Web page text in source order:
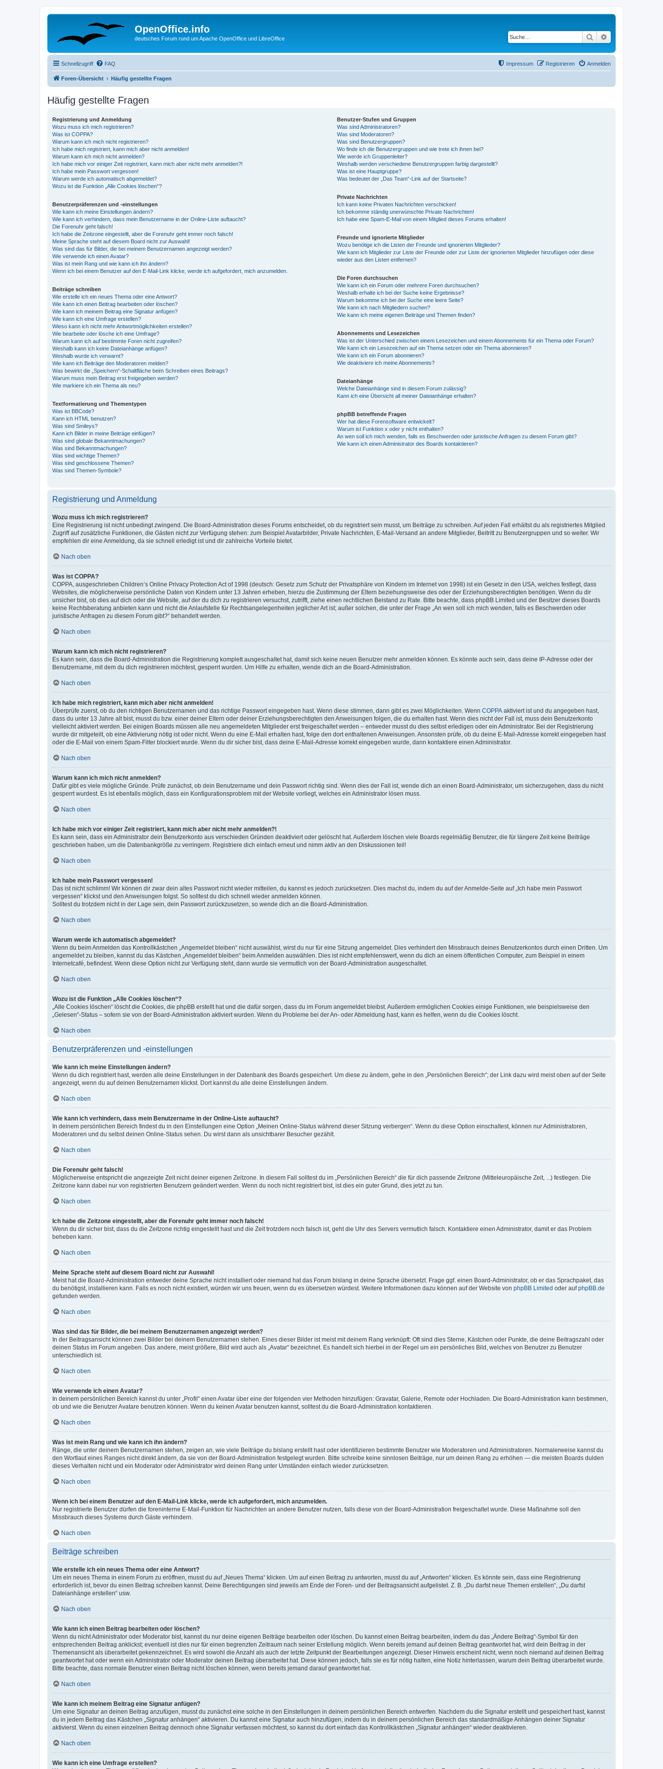
OpenOffice.info
deutsches Forum rund um Apache OpenOffice und LibreOffice Suche
Schnellzugriff FAQ Anmelden
Registrieren
Impressum
Foren-Übersicht Häufig gestellte Fragen
Häufig gestellte Fragen
Registrierung und Anmeldung
Wozu muss ich mich registrieren?
Was ist COPPA?
Warum kann ich mich nicht registrieren?
Ich habe mich registriert, kann mich aber nicht anmelden!
Warum kann ich mich nicht anmelden?
Ich habe mich vor einiger Zeit registriert, kann mich aber nicht mehr anmelden?!
Ich habe mein Passwort vergessen!
Warum werde ich automatisch abgemeldet?
Wozu ist die Funktion „Alle Cookies löschen“?
Benutzerpräferenzen und -einstellungen
Wie kann ich meine Einstellungen ändern?
Wie kann ich verhindern, dass mein Benutzername in der Online-Liste auftaucht?
Die Forenuhr geht falsch!
Ich habe die Zeitzone eingestellt, aber die Forenuhr geht immer noch falsch!
Meine Sprache steht auf diesem Board nicht zur Auswahl!
Was sind das für Bilder, die bei meinem Benutzernamen angezeigt werden?
Wie verwende ich einen Avatar?
Was ist mein Rang und wie kann ich ihn ändern?
Wenn ich bei einem Benutzer auf den E-Mail-Link klicke, werde ich aufgefordert, mich anzumelden.
Beiträge schreiben
Wie erstelle ich ein neues Thema oder eine Antwort?
Wie kann ich einen Beitrag bearbeiten oder löschen?
Wie kann ich meinem Beitrag eine Signatur anfügen?
Wie kann ich eine Umfrage erstellen?
Wieso kann ich nicht mehr Antwortmöglichkeiten erstellen?
Wie bearbeite oder lösche ich eine Umfrage?
Warum kann ich auf bestimmte Foren nicht zugreifen?
Weshalb kann ich keine Dateianhänge anfügen?
Weshalb wurde ich verwarnt?
Wie kann ich Beiträge den Moderatoren melden?
Was bewirkt die „Speichern“-Schaltfläche beim Schreiben eines Beitrags?
Warum muss mein Beitrag erst freigegeben werden?
Wie markiere ich ein Thema als neu?
Textformatierung und Thementypen
Was ist BBCode?
Kann ich HTML benutzen?
Was sind Smileys?
Kann ich Bilder in meine Beiträge einfügen?
Was sind globale Bekanntmachungen?
Was sind Bekanntmachungen?
Was sind wichtige Themen?
Was sind geschlossene Themen?
Was sind Themen-Symbole?
Benutzer-Stufen und Gruppen
Was sind Administratoren?
Was sind Moderatoren?
Was sind Benutzergruppen?
Wo finde ich die Benutzergruppen und wie trete ich ihnen bei?
Wie werde ich Gruppenleiter?
Weshalb werden verschiedene Benutzergruppen farbig dargestellt?
Was ist eine Hauptgruppe?
Was bedeutet der „Das Team“-Link auf der Startseite?
Private Nachrichten
Ich kann keine Privaten Nachrichten verschicken!
Ich bekomme ständig unerwünschte Private Nachrichten!
Ich habe eine Spam-E-Mail von einem Mitglied dieses Forums erhalten!
Freunde und ignorierte Mitglieder
Wozu benötige ich die Listen der Freunde und ignorierten Mitglieder?
Wie kann ich Mitglieder zur Liste der Freunde oder zur Liste der ignorierten Mitglieder hinzufügen oder diese
wieder aus den Listen entfernen?
Die Foren durchsuchen
Wie kann ich ein Forum oder mehrere Foren durchsuchen?
Weshalb erhalte ich bei der Suche keine Ergebnisse?
Warum bekomme ich bei der Suche eine leere Seite?
Wie kann ich nach Mitgliedern suchen?
Wie kann ich meine eigenen Beiträge und Themen finden?
Abonnements und Lesezeichen
Was ist der Unterschied zwischen einem Lesezeichen und einem Abonnements für ein Thema oder Forum?
Wie kann ich ein Lesezeichen auf ein Thema setzen oder ein Thema abonnieren?
Wie kann ich ein Forum abonnieren?
Wie deaktiviere ich meine Abonnements?
Dateianhänge
Welche Dateianhänge sind in diesem Forum zulässig?
Kann ich eine Übersicht all meiner Dateianhänge erhalten?
phpBB betreffende Fragen
Wer hat diese Forensoftware entwickelt?
Warum ist Funktion x oder y nicht enthalten?
An wen soll ich mich wenden, falls es Beschwerden oder juristische Anfragen zu diesem Forum gibt?
Wie kann ich einen Administrator des Boards kontaktieren?
Registrierung und Anmeldung
Wozu muss ich mich registrieren?
Eine Registrierung ist nicht unbedingt zwingend. Die Board-Administration dieses Forums entscheidet, ob du registriert sein musst, um Beiträge zu schreiben. Auf jeden Fall erhältst du als registriertes Mitglied
Zugriff auf zusätzliche Funktionen, die Gästen nicht zur Verfügung stehen: zum Beispiel Avatarbilder, Private Nachrichten, E-Mail-Versand an andere Mitglieder, Beitritt zu Benutzergruppen und so weiter. Wir
empfehlen dir eine Anmeldung, da sie schnell erledigt ist und dir zahlreiche Vorteile bietet.
Nach oben
Was ist COPPA?
COPPA, ausgeschrieben Children’s Online Privacy Protection Act of 1998 (deutsch: Gesetz zum Schutz der Privatsphäre von Kindern im Internet von 1998) ist ein Gesetz in den USA, welches festlegt, dass
Websites, die möglicherweise persönliche Daten von Kindern unter 13 Jahren erheben, hierzu die Zustimmung der Eltern beziehungsweise des oder der Erziehungsberechtigten benötigen. Wenn du dir
unsicher bist, ob dies auf dich oder die Website, auf der du dich zu registrieren versuchst, zutrifft, ziehe einen rechtlichen Beistand zu Rate. Bitte beachte, dass phpBB Limited und der Besitzer dieses Boards
keine Rechtsberatung anbieten kann und nicht die Anlaufstelle für Rechtsangelegenheiten jeglicher Art ist; außer solchen, die unter der Frage „An wen soll ich mich wenden, falls es Beschwerden oder
juristische Anfragen zu diesem Forum gibt?“ behandelt werden.
Nach oben
Warum kann ich mich nicht registrieren?
Es kann sein, dass die Board-Administration die Registrierung komplett ausgeschaltet hat, damit sich keine neuen Benutzer mehr anmelden können. Es könnte auch sein, dass deine IP-Adresse oder der
Benutzername, mit dem du dich registrieren möchtest, gesperrt wurden. Um Hilfe zu erhalten, wende dich an die Board-Administration.
Nach oben
Ich habe mich registriert, kann mich aber nicht anmelden!
Überprüfe zuerst, ob du den richtigen Benutzernamen und das richtige Passwort eingegeben hast. Wenn diese stimmen, dann gibt es zwei Möglichkeiten. Wenn COPPA aktiviert ist und du angegeben hast,
dass du unter 13 Jahre alt bist, musst du bzw. einer deiner Eltern oder deiner Erziehungsberechtigten den Anweisungen folgen, die du erhalten hast. Wenn dies nicht der Fall ist, muss dein Benutzerkonto
vielleicht aktiviert werden. Bei einigen Boards müssen alle neu angemeldeten Mitglieder erst freigeschaltet werden – entweder musst du dies selbst erledigen oder ein Administrator. Bei der Registrierung
wurde dir mitgeteilt, ob eine Aktivierung nötig ist oder nicht. Wenn du eine E-Mail erhalten hast, folge den dort enthaltenen Anweisungen. Ansonsten prüfe, ob du deine E-Mail-Adresse korrekt eingegeben hast
oder die E-Mail von einem Spam-Filter blockiert wurde. Wenn du dir sicher bist, dass deine E-Mail-Adresse korrekt eingegeben wurde, dann kontaktiere einen Administrator.
Nach oben
Warum kann ich mich nicht anmelden?
Dafür gibt es viele mögliche Gründe. Prüfe zunächst, ob dein Benutzername und dein Passwort richtig sind. Wenn dies der Fall ist, wende dich an einen Board-Administrator, um sicherzugehen, dass du nicht
gesperrt wurdest. Es ist ebenfalls möglich, dass ein Konfigurationsproblem mit der Website vorliegt, welches ein Administrator lösen muss.
Nach oben
Ich habe mich vor einiger Zeit registriert, kann mich aber nicht mehr anmelden?!
Es kann sein, dass ein Administrator dein Benutzerkonto aus verschieden Gründen deaktiviert oder gelöscht hat. Außerdem löschen viele Boards regelmäßig Benutzer, die für längere Zeit keine Beiträge
geschrieben haben, um die Datenbankgröße zu verringern. Registriere dich einfach erneut und nimm aktiv an den Diskussionen teil!
Nach oben
Ich habe mein Passwort vergessen!
Das ist nicht schlimm! Wir können dir zwar dein altes Passwort nicht wieder mitteilen, du kannst es jedoch zurücksetzen. Dies machst du, indem du auf der Anmelde-Seite auf „Ich habe mein Passwort
vergessen“ klickst und den Anweisungen folgst. So solltest du dich schnell wieder anmelden können.
Solltest du trotzdem nicht in der Lage sein, dein Passwort zurückzusetzen, so wende dich an die Board-Administration.
Nach oben
Warum werde ich automatisch abgemeldet?
Wenn du beim Anmelden das Kontrollkästchen „Angemeldet bleiben“ nicht auswählst, wirst du nur für eine Sitzung angemeldet. Dies verhindert den Missbrauch deines Benutzerkontos durch einen Dritten. Um
angemeldet zu bleiben, kannst du das Kästchen „Angemeldet bleiben“ beim Anmelden auswählen. Dies ist nicht empfehlenswert, wenn du dich an einem öffentlichen Computer, zum Beispiel in einem
Internetcafé, befindest. Wenn diese Option nicht zur Verfügung steht, dann wurde sie vermutlich von der Board-Administration ausgeschaltet.
Nach oben
Wozu ist die Funktion „Alle Cookies löschen“?
„Alle Cookies löschen“ löscht die Cookies, die phpBB erstellt hat und die dafür sorgen, dass du im Forum angemeldet bleibst. Außerdem ermöglichen Cookies einige Funktionen, wie beispielsweise den
„Gelesen“-Status – sofern sie von der Board-Administration aktiviert wurden. Wenn du Probleme bei der An- oder Abmeldung hast, kann es helfen, wenn du die Cookies löscht.
Nach oben
Benutzerpräferenzen und -einstellungen
Wie kann ich meine Einstellungen ändern?
Wenn du dich registriert hast, werden alle deine Einstellungen in der Datenbank des Boards gespeichert. Um diese zu ändern, gehe in den „Persönlichen Bereich“; der Link dazu wird meist oben auf der Seite
angezeigt, wenn du auf deinen Benutzernamen klickst. Dort kannst du alle deine Einstellungen ändern.
Nach oben
Wie kann ich verhindern, dass mein Benutzername in der Online-Liste auftaucht?
In deinem persönlichen Bereich findest du in den Einstellungen eine Option „Meinen Online-Status während dieser Sitzung verbergen“. Wenn du diese Option einschaltest, können nur Administratoren,
Moderatoren und du selbst deinen Online-Status sehen. Du wirst dann als unsichtbarer Besucher gezählt.
Nach oben
Die Forenuhr geht falsch!
Möglicherweise entspricht die angezeigte Zeit nicht deiner eigenen Zeitzone. In diesem Fall solltest du im „Persönlichen Bereich“ die für dich passende Zeitzone (Mitteleuropäische Zeit, ...) festlegen. Die
Zeitzone kann dabei nur von registrierten Benutzern geändert werden. Wenn du noch nicht registriert bist, ist dies ein guter Grund, dies jetzt zu tun.
Nach oben
Ich habe die Zeitzone eingestellt, aber die Forenuhr geht immer noch falsch!
Wenn du dir sicher bist, dass du die Zeitzone richtig eingestellt hast und die Zeit trotzdem noch falsch ist, geht die Uhr des Servers vermutlich falsch. Kontaktiere einen Administrator, damit er das Problem
beheben kann.
Nach oben
Meine Sprache steht auf diesem Board nicht zur Auswahl!
Meist hat die Board-Administration entweder deine Sprache nicht installiert oder niemand hat das Forum bislang in deine Sprache übersetzt. Frage ggf. einen Board-Administrator, ob er das Sprachpaket, das
du benötigst, installieren kann. Falls es noch nicht existiert, würden wir uns freuen, wenn du es übersetzen würdest. Weitere Informationen dazu können auf der Website von phpBB Limited oder aufphpBB.de
gefunden werden.
Nach oben
Was sind das für Bilder, die bei meinem Benutzernamen angezeigt werden?
In der Beitragsansicht können zwei Bilder bei deinem Benutzernamen stehen. Eines dieser Bilder ist meist mit deinem Rang verknüpft: Oft sind dies Sterne, Kästchen oder Punkte, die deine Beitragszahl oder
deinen Status im Forum angeben. Das andere, meist größere, Bild wird auch als „Avatar“ bezeichnet. Es handelt sich hierbei in der Regel um ein persönliches Bild, welches von Benutzer zu Benutzer
unterschiedlich ist.
Nach oben
Wie verwende ich einen Avatar?
In deinem persönlichen Bereich kannst du unter „Profil“ einen Avatar über eine der folgenden vier Methoden hinzufügen: Gravatar, Galerie, Remote oder Hochladen. Die Board-Administration kann bestimmen,
ob und wie die Benutzer Avatare benutzen können. Wenn du keinen Avatar benutzen kannst, solltest du die Board-Administration kontaktieren.
Nach oben
Was ist mein Rang und wie kann ich ihn ändern?
Ränge, die unter deinem Benutzernamen stehen, zeigen an, wie viele Beiträge du bislang erstellt hast oder identifizieren bestimmte Benutzer wie Moderatoren und Administratoren. Normalerweise kannst du
den Wortlaut eines Ranges nicht direkt ändern, da sie von der Board-Administration festgelegt wurden. Bitte schreibe keine sinnlosen Beiträge, nur um deinen Rang zu erhöhen — die meisten Boards dulden
dieses Verhalten nicht und ein Moderator oder Administrator wird deinen Rang unter Umständen einfach wieder zurücksetzen.
Nach oben
Wenn ich bei einem Benutzer auf den E-Mail-Link klicke, werde ich aufgefordert, mich anzumelden.
Nur registrierte Benutzer dürfen die foreninterne E-Mail-Funktion für Nachrichten an andere Benutzer nutzen, falls diese von der Board-Administration freigeschaltet wurde. Diese Maßnahme soll den
Missbrauch dieses Systems durch Gäste verhindern.
Nach oben
Beiträge schreiben
Wie erstelle ich ein neues Thema oder eine Antwort?
Um ein neues Thema in einem Forum zu eröffnen, musst du auf „Neues Thema“ klicken. Um auf einen Beitrag zu antworten, musst du auf „Antworten“ klicken. Es könnte sein, dass eine Registrierung
erforderlich ist, bevor du einen Beitrag schreiben kannst. Deine Berechtigungen sind jeweils am Ende der Foren- und der Beitragsansicht aufgelistet. Z. B. „Du darfst neue Themen erstellen“, „Du darfst
Dateianhänge erstellen“ usw.
Nach oben
Wie kann ich einen Beitrag bearbeiten oder löschen?
Wenn du nicht Administrator oder Moderator bist, kannst du nur deine eigenen Beiträge bearbeiten oder löschen. Du kannst einen Beitrag bearbeiten, indem du das „Ändere Beitrag“-Symbol für den
entsprechenden Beitrag anklickst; eventuell ist dies nur für einen begrenzten Zeitraum nach seiner Erstellung möglich. Wenn bereits jemand auf deinen Beitrag geantwortet hat, wird dein Beitrag in der
Themenansicht als überarbeitet gekennzeichnet. Es wird sowohl die Anzahl als auch der letzte Zeitpunkt der Bearbeitungen angezeigt. Dieser Hinweis erscheint nicht, wenn noch niemand auf deinen Beitrag
geantwortet hat oder wenn ein Administrator oder Moderator deinen Beitrag überarbeitet hat. Diese können jedoch, falls sie es für nötig halten, eine Notiz hinterlassen, warum dein Beitrag überarbeitet wurde.
Bitte beachte, dass normale Benutzer einen Beitrag nicht löschen können, wenn bereits jemand darauf geantwortet hat.
Nach oben
Wie kann ich meinem Beitrag eine Signatur anfügen?
Um eine Signatur an deinen Beitrag anzufügen, musst du zunächst eine solche in den Einstellungen in deinem persönlichen Bereich entwerfen. Nachdem du die Signatur erstellt und gespeichert hast, kannst
du in jedem Beitrag das Kästchen „Signatur anhängen“ aktivieren. Du kannst eine Signatur auch hinzufügen, indem du in deinem persönlichen Bereich das standardmäßige Anhängen deiner Signatur
aktivierst. Wenn du einen einzelnen Beitrag dennoch ohne Signatur verfassen möchtest, so kannst du dort einfach das Kontrollkästchen „Signatur anhängen“ wieder deaktivieren.
Nach oben
Wie kann ich eine Umfrage erstellen?